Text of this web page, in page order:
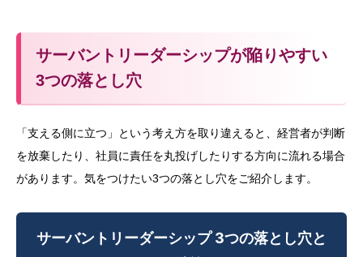
サーバントリーダーシップが陥りやすい
3つの落とし穴
「支える側に立つ」という考え方を取り違えると、経営者が判断
を放棄したり、社員に責任を丸投げしたりする方向に流れる場合
があります。気をつけたい3つの落とし穴をご紹介します。
サーバントリーダーシップ 3つの落とし穴と